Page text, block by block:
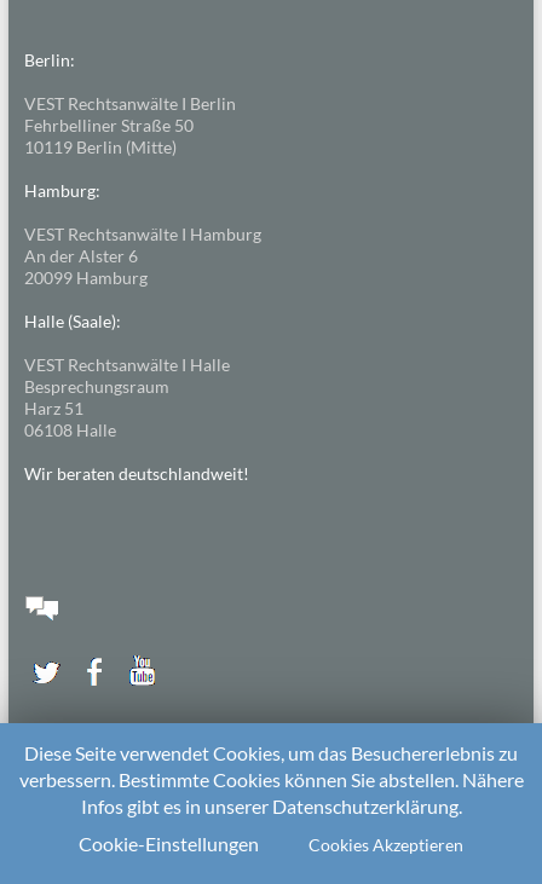
Berlin:
VEST Rechtsanwälte I Berlin
Fehrbelliner Straße 50
10119 Berlin (Mitte)
Hamburg:
VEST Rechtsanwälte I Hamburg
An der Alster 6
20099 Hamburg
Halle (Saale):
VEST Rechtsanwälte I Halle
Besprechungsraum
Harz 51
06108 Halle
Wir beraten deutschlandweit!
2026 beiDie KitarechtlerUnterstützt von:WordPress. Theme: Spacious von
ThemeGrill
Diese Seite verwendet Cookies, um das Besuchererlebnis zu
verbessern. Bestimmte Cookies können Sie abstellen. Nähere
Infos gibt es in unserer Datenschutzerklärung.
Cookie-Einstellungen
Cookies Akzeptieren